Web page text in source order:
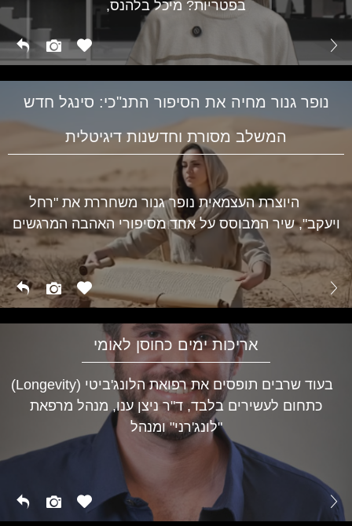
בפטריות? מיכל בלהנס,
נופר גנור מחיה את הסיפור התנ"כי: סינגל חדש
המשלב מסורת וחדשנות דיגיטלית
תרבות
היוצרת העצמאית נופר גנור משחררת את "רחל
ויעקב", שיר המבוסס על אחד מסיפורי האהבה המרגשים
אריכות ימים כחוסן לאומי
בעוד שרבים תופסים את רפואת הלונג'ביטי (Longevity)
כתחום לעשירים בלבד, ד"ר ניצן ענו, מנהל מרפאת
"לונג'רני" ומנהל